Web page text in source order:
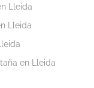
Lleida
Lleida
en Lleida